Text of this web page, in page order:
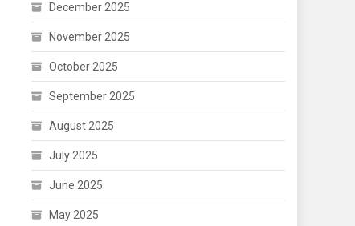
December 2025
November 2025
October 2025
September 2025
August 2025
July 2025
June 2025
May 2025